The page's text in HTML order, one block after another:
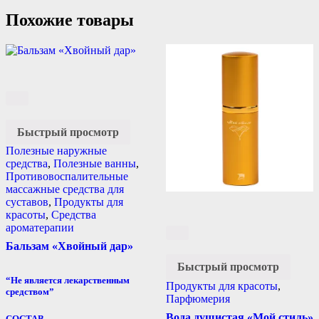
Похожие товары
Быстрый просмотр
Полезные наружные
средства, Полезные ванны,
Противовоспалительные
массажные средства для
суставов, Продукты для
красоты, Средства
ароматерапии
Бальзам «Хвойный дар»
“Не является лекарственным
средством”
Быстрый просмотр
Продукты для красоты,
Парфюмерия